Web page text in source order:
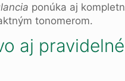
ponúka aj
tonomerom.
aj pravidelné